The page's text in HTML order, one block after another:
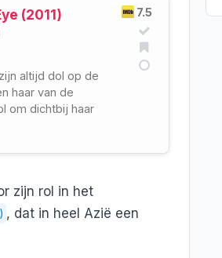
7.5
(2011)
altijd dol op de
haar van de
om dichtbij haar
zijn rol in het
, dat in heel Azië een